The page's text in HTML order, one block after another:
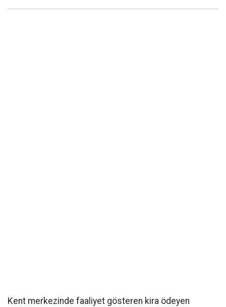
Kent merkezinde faaliyet gösteren kira ödeyen